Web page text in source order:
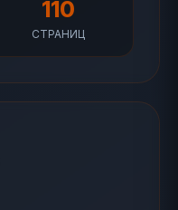
110
СТРАНИЦ